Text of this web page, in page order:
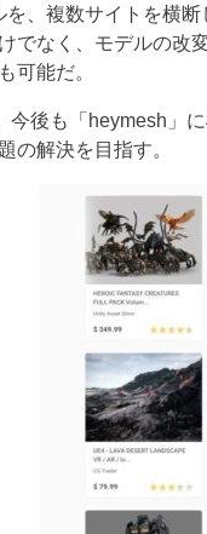
を、複数サイトを横
でなく、モデルの改
可能だ。
今後も「heymesh」
の解決を目指す。